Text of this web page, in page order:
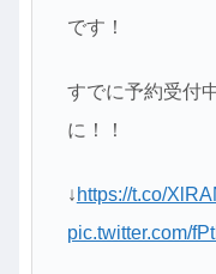
です！
すでに予約受付
に！！
↓ https://t.co/
pic.twitter.com/